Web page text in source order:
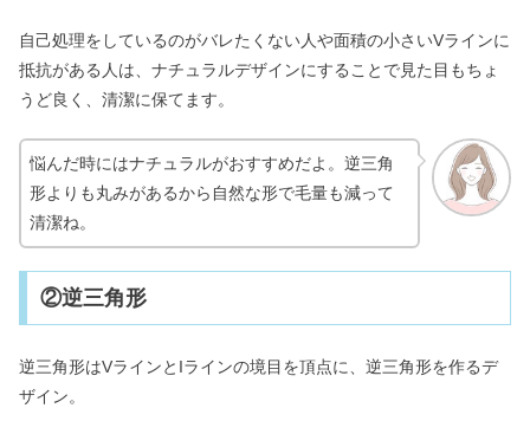
自己処理をしているのがバレたくない人や面積の小さいVラインに
抵抗がある人は、ナチュラルデザインにすることで見た目もちょ
うど良く、清潔に保てます。
悩んだ時にはナチュラルがおすすめだよ。逆三角
形よりも丸みがあるから自然な形で毛量も減って
清潔ね。
②逆三角形
逆三角形はVラインとIラインの境目を頂点に、逆三角形を作るデ
ザイン。